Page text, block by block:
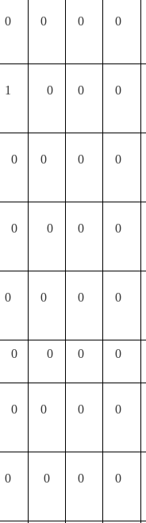
0 0 0 0
1 0 0 0
0 0 0 0
0 0 0 0
0 0 0 0
0 0 0 0
0 0 0 0
0 0 0 0